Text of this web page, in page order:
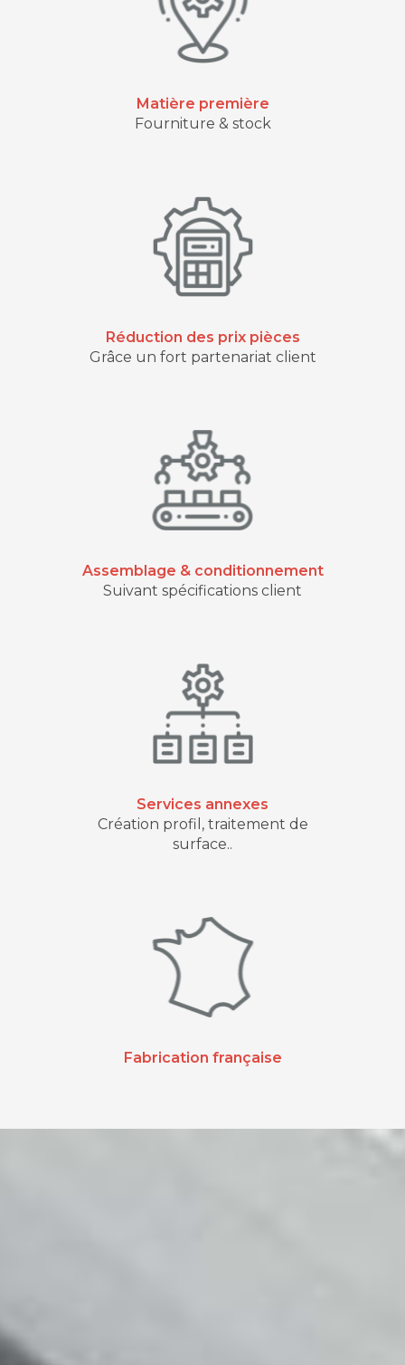
Matière première
Fourniture & stock
Réduction des prix pièces
Grâce un fort partenariat client
Assemblage & conditionnement
Suivant spécifications client
Services annexes
Création profil, traitement de
surface..
Fabrication française